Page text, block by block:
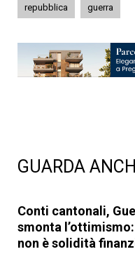
repubblica guerra
GUARDA
Conti cantonali,
smonta
non è solidità